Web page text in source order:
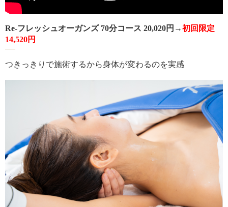
Re-フレッシュオーガンズ 70分コース 20,020円→初回限定
14,520円
つきっきりで施術するから身体が変わるのを実感